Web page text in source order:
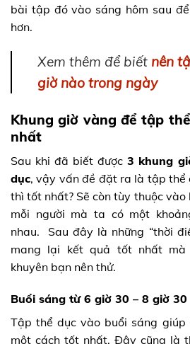
bài tập đó vào sáng hôm sau
hơn.
Xem thêm để biết nên
giờ nào trong ngày
Khung giờ vàng để tập
nhất
Sau khi đã biết được 3 khung
dục, vậy vấn đề đặt ra là tập thể
thì tốt nhất? Sẽ còn tùy thuộc
mỗi người mà ta có một
nhau. Sau đây là những “thời
mang lại kết quả tốt nhất mà
khuyên bạn nên thử.
Buổi sáng từ 6 giờ 30 – 8 giờ 30
Tập thể dục vào buổi sáng
một cách tốt nhất. Đây cũng là